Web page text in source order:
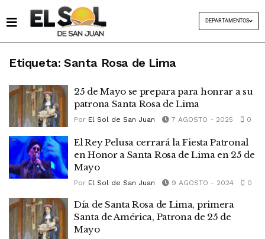
DEPARTAMENTOS
Etiqueta: Santa Rosa de Lima
25 de Mayo se prepara para honrar a su
patrona Santa Rosa de Lima
Por El Sol de San Juan 7 AGOSTO - 2025 0
El Rey Pelusa cerrará la Fiesta Patronal
en Honor a Santa Rosa de Lima en 25 de
Mayo
Por El Sol de San Juan 9 AGOSTO - 2024 0
Día de Santa Rosa de Lima, primera
Santa de América, Patrona de 25 de
Mayo